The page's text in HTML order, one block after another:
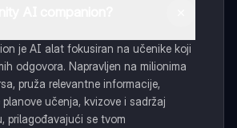
je AI alat fokusiran na učenike koji
odgovora. Napravljen na milionima
pruža relevantne informacije,
učenja, kvizove i sadržaj
prilagođavajući se tvom